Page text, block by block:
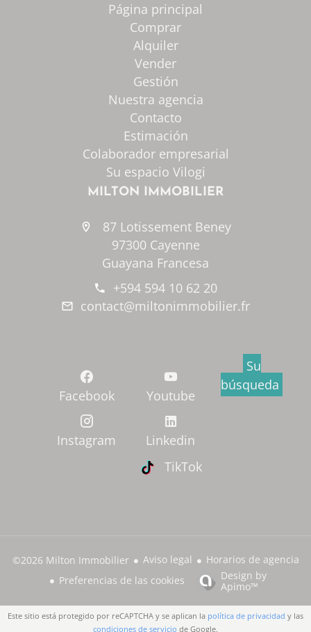
Página principal
Comprar
Alquiler
Vender
Gestión
Nuestra agencia
Contacto
Estimación
Colaborador empresarial
Su espacio Vilogi
MILTON IMMOBILIER
87 Lotissement Beney
97300 Cayenne
Guayana Francesa
+594 594 10 62 20
contact@miltonimmobilier.fr
Facebook
Instagram
Youtube
Linkedin
TikTok
Su
búsqueda
©2026 Milton Immobilier Aviso legal
Horarios de agencia
Preferencias de las cookies
Design by
Apimo™
Este sitio está protegido por reCAPTCHA y se aplican la política de privacidad y las
condiciones de servicio de Google.